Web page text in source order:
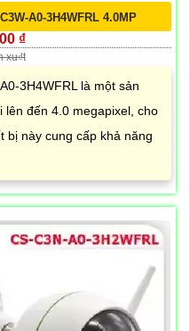
A0-3H4WFRL 4.0MP
₫
xu₫t
3H4WFRL là một sản
đến 4.0 megapixel, cho
bị này cung cấp khả năng